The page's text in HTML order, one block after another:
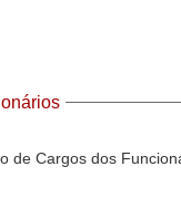
de Cargos dos